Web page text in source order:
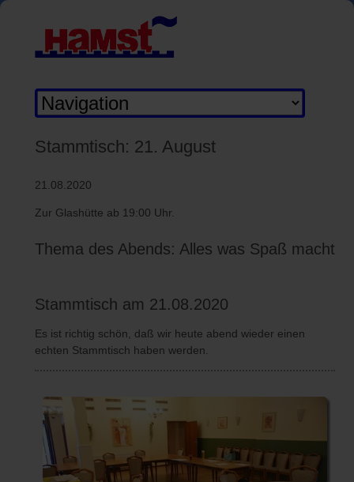
Zielseite
Stammtisch: 21. August
21.08.2020
Zur Glashütte ab 19:00 Uhr.
Thema des Abends: Alles was Spaß macht
Stammtisch am 21.08.2020
Es ist richtig schön, daß wir heute abend wieder einen
echten Stammtisch haben werden.